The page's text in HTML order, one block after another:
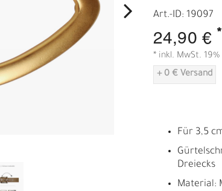
Art.-ID: 19097
24,90 € *
* inkl. MwSt. 19%
+ 0 € Versand
Für 3,5
Dreiecks
Material: